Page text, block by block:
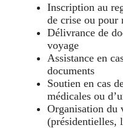
Inscription au
de crise ou pour
Délivrance de
voyage
Assistance en
documents
Soutien en cas
médicales ou
Organisation du
(présidentielles,